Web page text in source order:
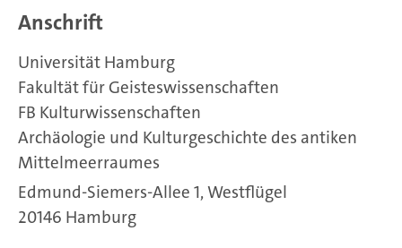
Anschrift
Universität Hamburg
Fakultät für Geisteswissenschaften
FB Kulturwissenschaften
Archäologie und Kulturgeschichte des antiken
Mittelmeerraumes
Edmund-Siemers-Allee 1, Westflügel
20146 Hamburg